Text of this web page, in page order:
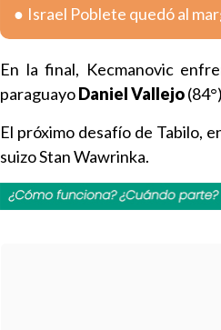
Israel Poblete quedó al
En la final, Kecmanovic
paraguayoDaniel Vallejo
El próximo desafío de Tabilo,
suizo Stan Wawrinka.